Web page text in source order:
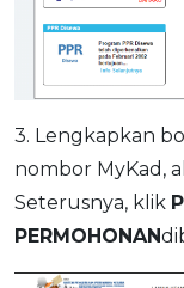
3. Lengkapkan
nombor MyKad,
Seterusnya, klik
PERMOHONAN